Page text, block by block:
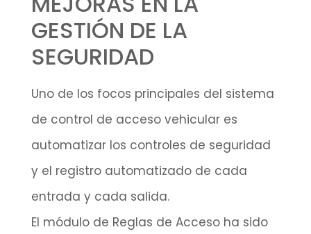
GESTIÓN DE LA
SEGURIDAD
Uno de los focos principales del sistema
de control de acceso vehicular es
automatizar los controles de seguridad
y el registro automatizado de cada
entrada y cada salida.
El módulo de Reglas de Acceso ha sido